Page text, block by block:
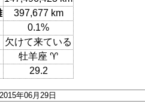
397,677 km
0.1%
欠けて来ている
牡羊座 ♈
29.2
年06月29日